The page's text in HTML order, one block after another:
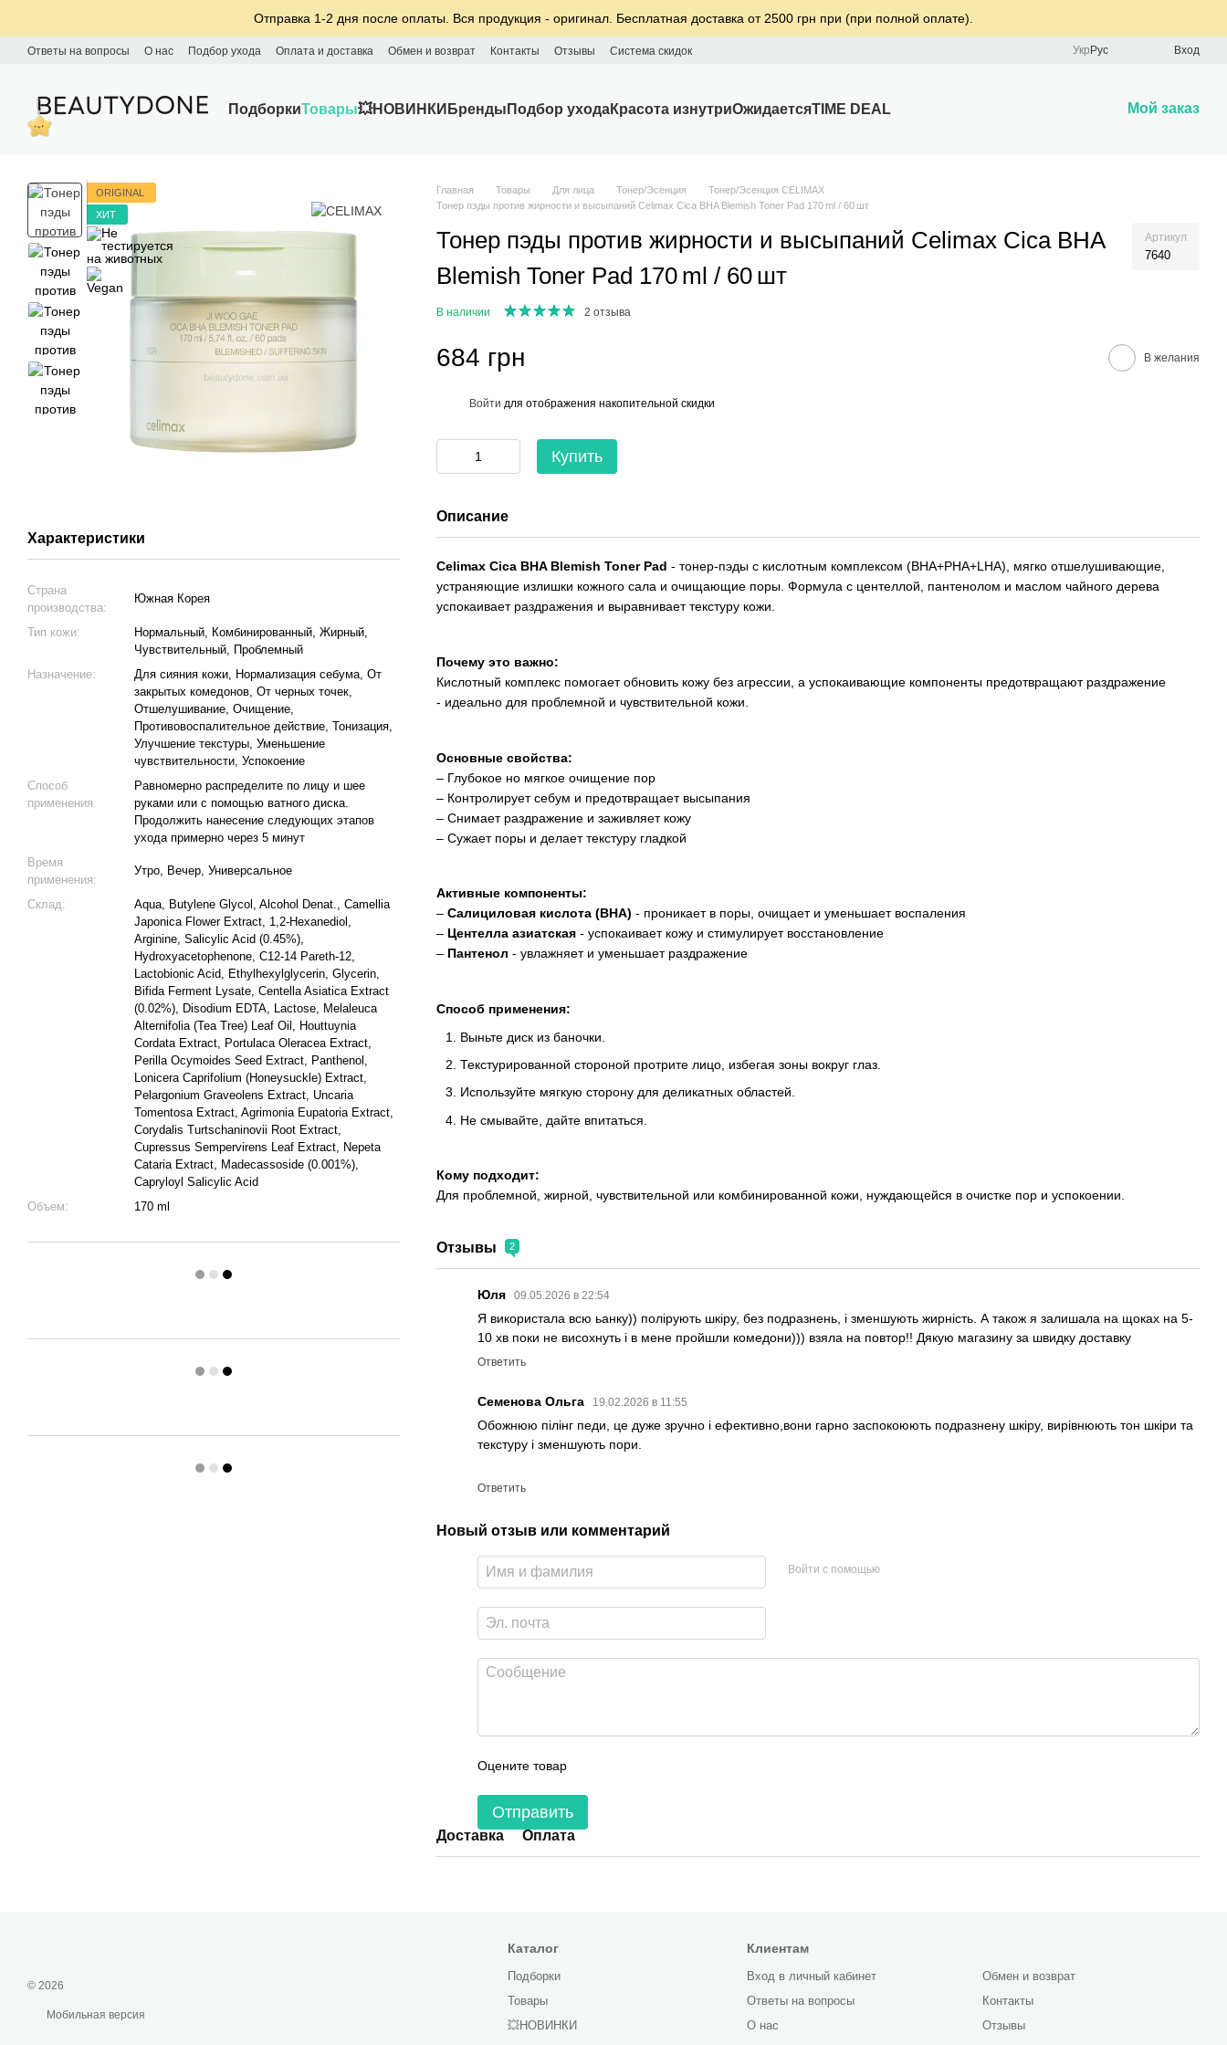
Отправка 1-2 дня после оплаты. Вся продукция - оригинал. Бесплатная доставка от 2500 грн при (при полной оплате).
Ответы на вопросы О нас Подбор ухода Оплата и доставка Обмен и возврат Контакты Отзывы Система скидок Укр Рус Вход
ПодборкиТовары💥НОВИНКИ Бренды Подбор уходаКрасота изнутриОжидаетсяTIME DEAL Мой заказ
ORIGINAL
ХИТ
Характеристики
Страна
производства:
Южная Корея
Тип кожи:
Нормальный, Комбинированный, Жирный,
Чувствительный, Проблемный
Назначение:
Для сияния кожи, Нормализация себума, От
закрытых комедонов, От черных точек,
Отшелушивание, Очищение,
Противовоспалительное действие, Тонизация,
Улучшение текстуры, Уменьшение
чувствительности, Успокоение
Способ
применения
Равномерно распределите по лицу и шее
руками или с помощью ватного диска.
Продолжить нанесение следующих этапов
ухода примерно через 5 минут
Время
применения:
Утро, Вечер, Универсальное
Склад:
Aqua, Butylene Glycol, Alcohol Denat., Camellia
Japonica Flower Extract, 1,2-Hexanediol,
Arginine, Salicylic Acid (0.45%),
Hydroxyacetophenone, C12-14 Pareth-12,
Lactobionic Acid, Ethylhexylglycerin, Glycerin,
Bifida Ferment Lysate, Centella Asiatica Extract
(0.02%), Disodium EDTA, Lactose, Melaleuca
Alternifolia (Tea Tree) Leaf Oil, Houttuynia
Cordata Extract, Portulaca Oleracea Extract,
Perilla Ocymoides Seed Extract, Panthenol,
Lonicera Caprifolium (Honeysuckle) Extract,
Pelargonium Graveolens Extract, Uncaria
Tomentosa Extract, Agrimonia Eupatoria Extract,
Corydalis Turtschaninovii Root Extract,
Cupressus Sempervirens Leaf Extract, Nepeta
Cataria Extract, Madecassoside (0.001%),
Capryloyl Salicylic Acid
Объем:
170 ml
Главная Товары Для лица Тонер/Эсенция
Тонер/Эсенция CELIMAX
Тонер пэды против жирности и высыпаний Celimax Cica BHA Blemish Toner Pad 170 ml / 60 шт
Тонер пэды против жирности и высыпаний Celimax Cica BHA
Blemish Toner Pad 170 ml / 60 шт
Артикул
7640
В наличии 2 отзыва
684 грн В желания
Войти для отображения накопительной скидки
Купить
Описание
Celimax Cica BHA Blemish Toner Pad - тонер-пэды с кислотным комплексом (BHA+PHA+LHA), мягко отшелушивающие,
устраняющие излишки кожного сала и очищающие поры. Формула с центеллой, пантенолом и маслом чайного дерева
успокаивает раздражения и выравнивает текстуру кожи.
Почему это важно:
Кислотный комплекс помогает обновить кожу без агрессии, а успокаивающие компоненты предотвращают раздражение
- идеально для проблемной и чувствительной кожи.
Основные свойства:
– Глубокое но мягкое очищение пор
– Контролирует себум и предотвращает высыпания
– Снимает раздражение и заживляет кожу
– Сужает поры и делает текстуру гладкой
Активные компоненты:
– Салициловая кислота (BHA) - проникает в поры, очищает и уменьшает воспаления
– Центелла азиатская - успокаивает кожу и стимулирует восстановление
– Пантенол - увлажняет и уменьшает раздражение
Способ применения:
Выньте диск из баночки.
Текстурированной стороной протрите лицо, избегая зоны вокруг глаз.
Используйте мягкую сторону для деликатных областей.
Не смывайте, дайте впитаться.
Кому подходит:
Для проблемной, жирной, чувствительной или комбинированной кожи, нуждающейся в очистке пор и успокоении.
Отзывы 2
Юля 09.05.2026 в 22:54
Я використала всю ьанку)) полірують шкіру, без подразнень, і зменшують жирність. А також я залишала на щоках на 5-
10 хв поки не висохнуть і в мене пройшли комедони))) взяла на повтор!! Дякую магазину за швидку доставку
Ответить
Семенова Ольга 19.02.2026 в 11:55
Обожнюю пілінг педи, це дуже зручно і ефективно,вони гарно заспокоюють подразнену шкіру, вирівнюють тон шкіри та
текстуру і зменшують пори.
Ответить
Новый отзыв или комментарий
Войти с помощью
Оцените товар
Отправить
Доставка Оплата
© 2026
Мобильная версия
Каталог
Подборки
Товары
💥НОВИНКИ
Клиентам
Вход в личный кабинет
Ответы на вопросы
О нас
Обмен и возврат
Контакты
Отзывы